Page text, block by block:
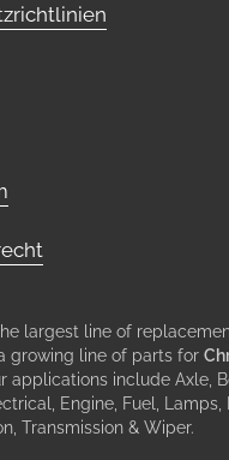
largest line of
growing line of parts for
applications include Axle,
Engine, Fuel, Lamps,
Transmission & Wiper.